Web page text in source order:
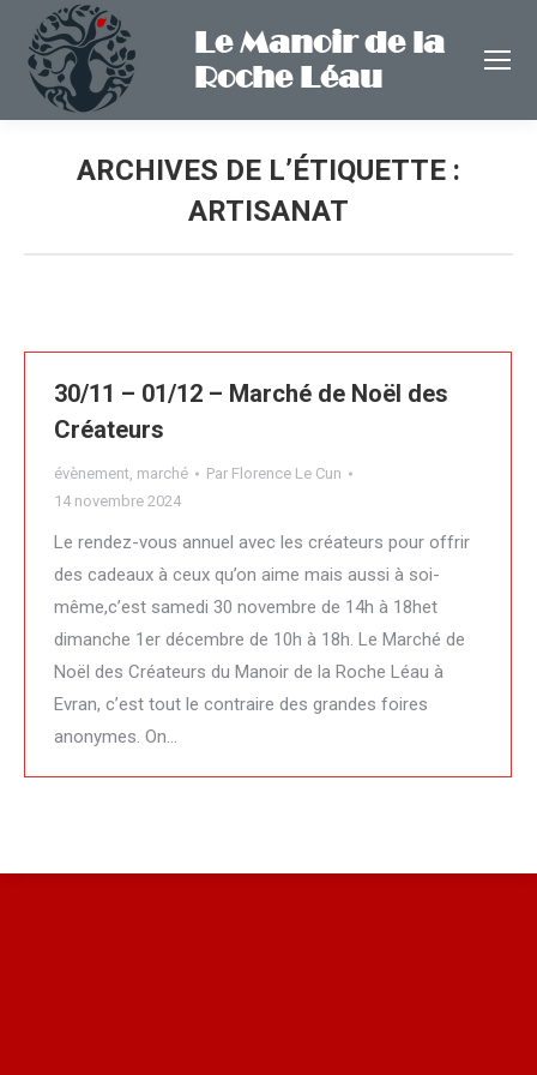
Le Manoir de la
Roche Léau
ARCHIVES DE L’ÉTIQUETTE :
ARTISANAT
30/11 – 01/12 – Marché de Noël des
Créateurs
évènement, marché Par Florence Le Cun
14 novembre 2024
Le rendez-vous annuel avec les créateurs pour offrir
des cadeaux à ceux qu’on aime mais aussi à soi-
même,c’est samedi 30 novembre de 14h à 18het
dimanche 1er décembre de 10h à 18h. Le Marché de
Noël des Créateurs du Manoir de la Roche Léau à
Evran, c’est tout le contraire des grandes foires
anonymes. On…